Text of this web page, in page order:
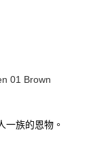
01 Brown
一族的恩物。